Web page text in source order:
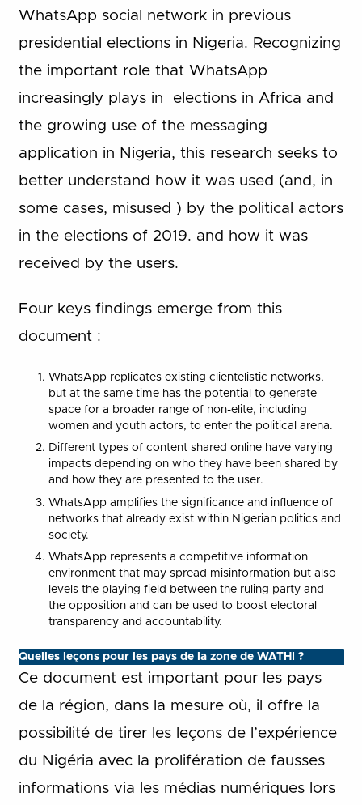
WhatsApp social network in previous
presidential elections in Nigeria. Recognizing
the important role that WhatsApp
increasingly plays in elections in Africa and
the growing use of the messaging
application in Nigeria, this research seeks to
better understand how it was used (and, in
some cases, misused ) by the political actors
in the elections of 2019. and how it was
received by the users.
Four keys findings emerge from this
document :
WhatsApp replicates existing clientelistic networks,
but at the same time has the potential to generate
space for a broader range of non-elite, including
women and youth actors, to enter the political arena.
Different types of content shared online have varying
impacts depending on who they have been shared by
and how they are presented to the user.
WhatsApp amplifies the significance and influence of
networks that already exist within Nigerian politics and
society.
WhatsApp represents a competitive information
environment that may spread misinformation but also
levels the playing field between the ruling party and
the opposition and can be used to boost electoral
transparency and accountability.
Quelles leçons pour les pays de la zone de WATHI ?
Ce document est important pour les pays
de la région, dans la mesure où, il offre la
possibilité de tirer les leçons de l’expérience
du Nigéria avec la prolifération de fausses
informations via les médias numériques lors